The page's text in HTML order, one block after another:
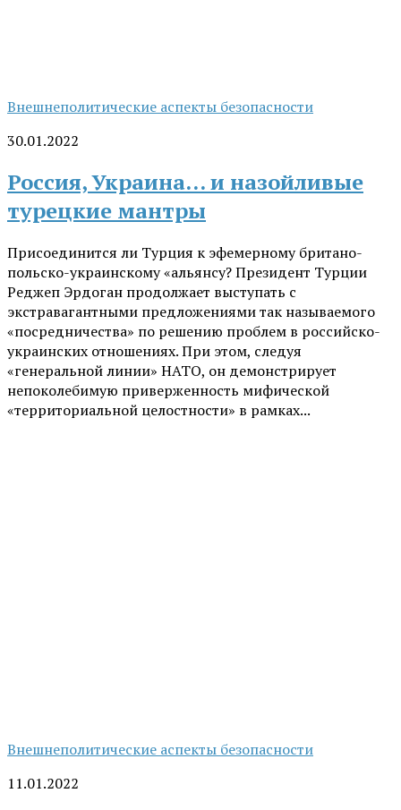
Внешнеполитические аспекты безопасности
30.01.2022
Россия, Украина… и назойливые
турецкие мантры
Присоединится ли Турция к эфемерному британо-
польско-украинскому «альянсу? Президент Турции
Реджеп Эрдоган продолжает выступать с
экстравагантными предложениями так называемого
«посредничества» по решению проблем в российско-
украинских отношениях. При этом, следуя
«генеральной линии» НАТО, он демонстрирует
непоколебимую приверженность мифической
«территориальной целостности» в рамках...
Внешнеполитические аспекты безопасности
11.01.2022